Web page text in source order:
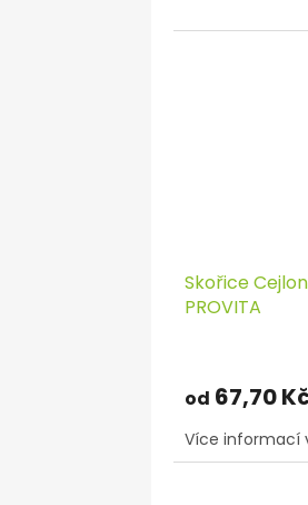
Skořice
PROVITA
od 67,70
Více informací